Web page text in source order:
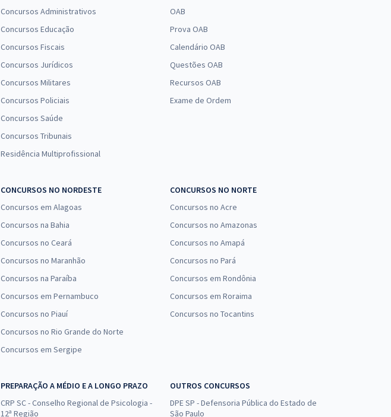
Concursos Administrativos
Concursos Educação
Concursos Fiscais
Concursos Jurídicos
Concursos Militares
Concursos Policiais
Concursos Saúde
Concursos Tribunais
Residência Multiprofissional
OAB
Prova OAB
Calendário OAB
Questões OAB
Recursos OAB
Exame de Ordem
CONCURSOS NO NORDESTE
Concursos em Alagoas
Concursos na Bahia
Concursos no Ceará
Concursos no Maranhão
Concursos na Paraíba
Concursos em Pernambuco
Concursos no Piauí
Concursos no Rio Grande do Norte
Concursos em Sergipe
CONCURSOS NO NORTE
Concursos no Acre
Concursos no Amazonas
Concursos no Amapá
Concursos no Pará
Concursos em Rondônia
Concursos em Roraima
Concursos no Tocantins
PREPARAÇÃO A MÉDIO E A LONGO PRAZO
CRP SC - Conselho Regional de Psicologia -
12ª Região
OUTROS CONCURSOS
DPE SP - Defensoria Pública do Estado de
São Paulo